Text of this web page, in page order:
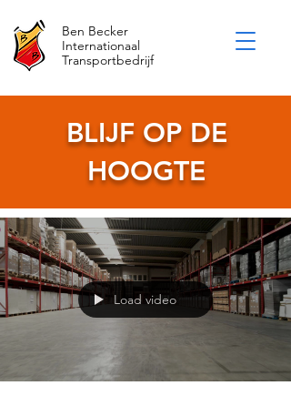
Ben Becker
Internationaal
Transportbedrijf
BLIJF OP DE
HOOGTE
Load video